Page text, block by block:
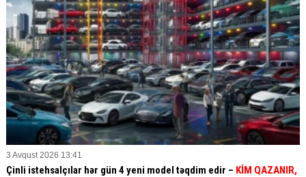
3 Avqust 2026 13:41
Çinli istehsalçılar hər gün 4 yeni model təqdim edir – KİM QAZANIR,